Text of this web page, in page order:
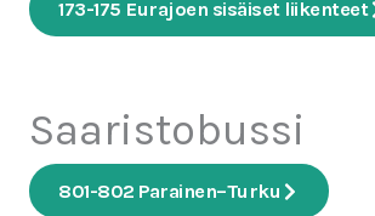
173-175 Eurajoen sisäiset liikenteet
Saaristobussi
801-802 Parainen–Turku